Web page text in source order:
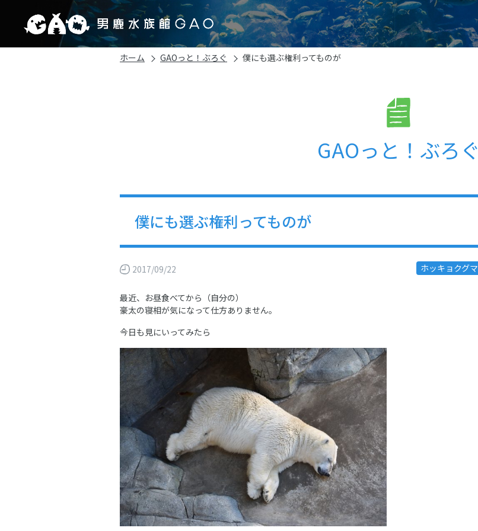
ホーム GAOっと！ぶろぐ 僕にも選ぶ権利ってものが
GAOっと！ぶろぐ
僕にも選ぶ権利ってものが
2017/09/22 ホッキョクグマ
最近、お昼食べてから（自分の）
豪太の寝相が気になって仕方ありません。
今日も見にいってみたら